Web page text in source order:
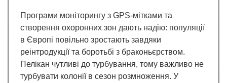
Програми моніторингу з GPS-мітками та
створення охоронних зон дають надію: популяції
в Європі повільно зростають завдяки
реінтродукції та боротьбі з браконьєрством.
Пелікан чутливі до турбування, тому важливо не
турбувати колонії в сезон розмноження. У